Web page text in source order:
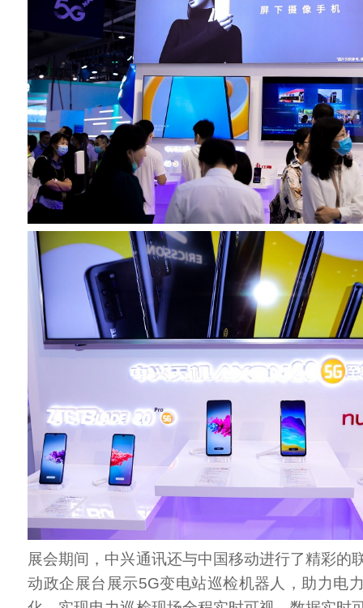
展会期间，中兴通讯还与中国移动进行了精彩的
动政企展台展示5G变电站巡检机器人，助力电